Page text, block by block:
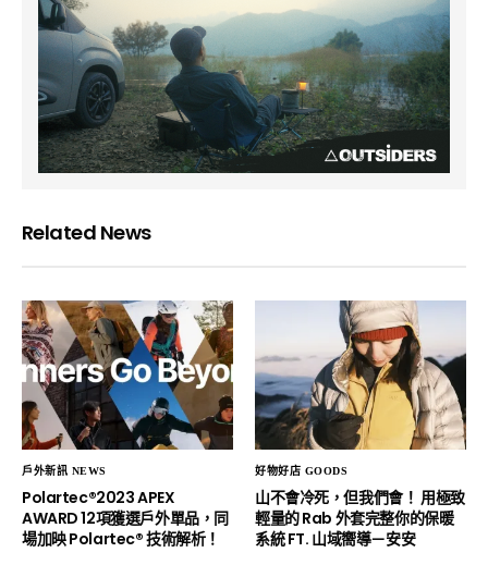
Related News
戶外新訊 NEWS
Polartec®2023 APEX
AWARD 12項獲選戶外單品，同
場加映 Polartec® 技術解析！
好物好店 GOODS
山不會冷死，但我們會！ 用極致
輕量的 Rab 外套完整你的保暖
系統 FT. 山域嚮導－安安